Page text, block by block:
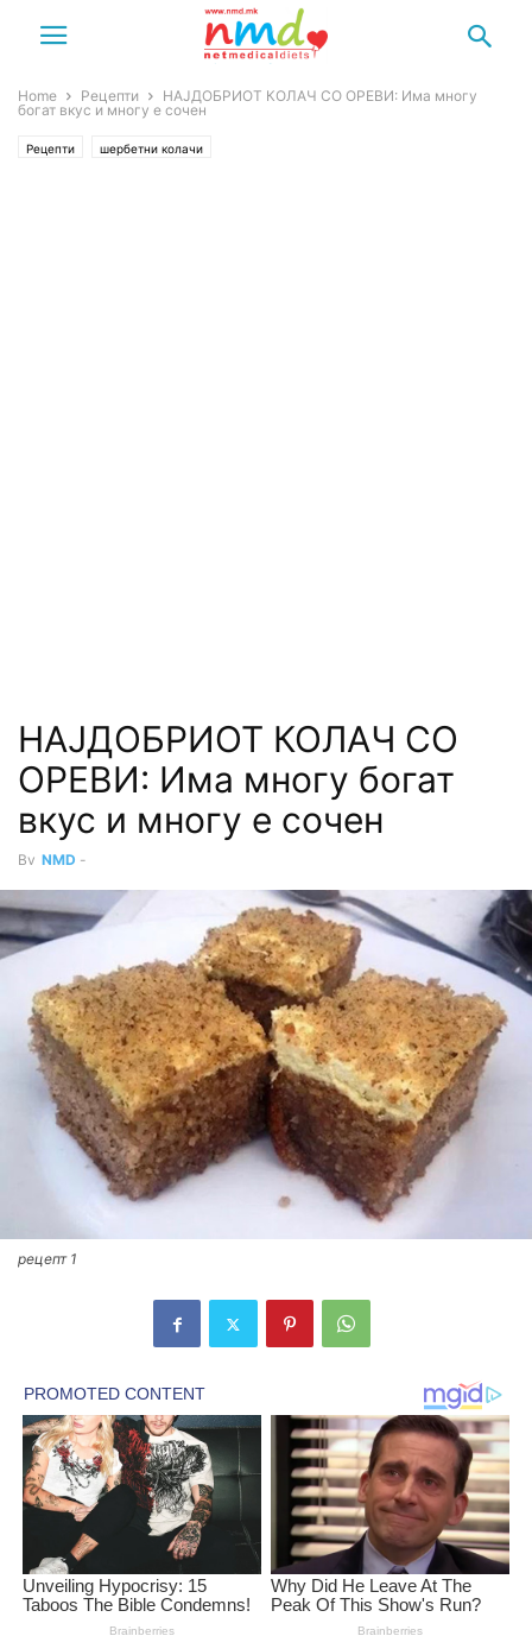
Home Рецепти
НАЈДОБРИОТ КОЛАЧ СО ОРЕВИ: Има многу
богат вкус и многу е сочен
Рецепти шербетни колачи
НАЈДОБРИОТ КОЛАЧ СО
ОРЕВИ: Има многу богат
вкус и многу е сочен
By NMD -
рецепт 1